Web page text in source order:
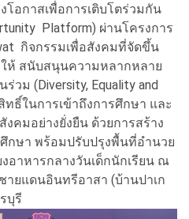
อกาสเพื่อการเติบโตร่วมกัน
Platform) ผ่านโครงการ
กิจกรรมเพื่อสังคมที่จัดขึ้น
ให้ สนับสนุนความหลากหลาย
วม (Diversity, Equality and
ธิ์ในการเข้าถึงการศึกษา และ
มอย่างยั่งยืน ด้วยการสร้าง
กษา พร้อมปรับปรุงพื้นที่อำนวย
อาหารกลางวันเด็กนักเรียน ณ
ายแดนอินทรีอาสา (บ้านปาเก
บุรี